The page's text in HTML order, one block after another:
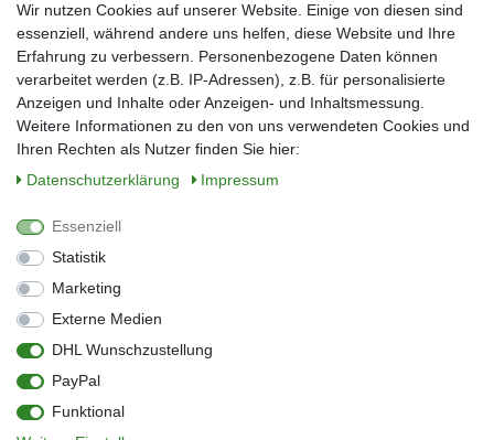
Nachname*
E-Mail*
Sie können den Newsletter jederzeit kostenlos abbestellen.
** gilt für Lieferungen innerhalb Deutschlands, Lieferzeiten für andere Länder
entnehmen Sie bitte der Schaltfläche mit den Versandinformationen
Widerrufs­recht
Kontakt
Barrierefreiheitserklärung
Zahlung & Versand
Vertrag widerrufen
Wir nutzen Cookies auf unserer Website. Einige von diesen sind
essenziell, während andere uns helfen, diese Website und Ihre
Erfahrung zu verbessern. Personenbezogene Daten können
verarbeitet werden (z.B. IP-Adressen), z.B. für personalisierte
Anzeigen und Inhalte oder Anzeigen- und Inhaltsmessung.
Weitere Informationen zu den von uns verwendeten Cookies und
Ihren Rechten als Nutzer finden Sie hier:
Daten­schutz­erklärung
Impressum
Essenziell
Statistik
Marketing
Externe Medien
DHL Wunschzustellung
PayPal
Funktional